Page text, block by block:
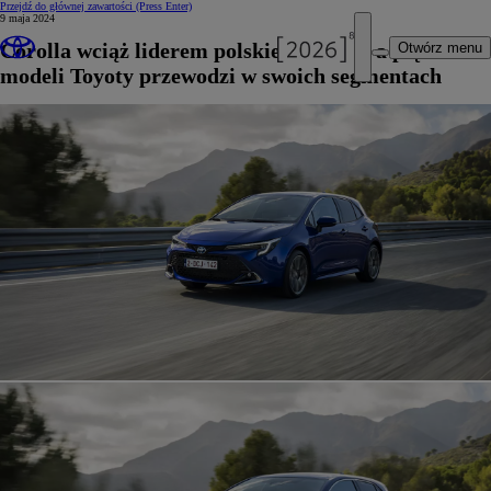
Przejdź do głównej zawartości (Press Enter)
Otwórz menu
9 maja 2024
Corolla wciąż liderem polskiego rynku, a pięć
modeli Toyoty przewodzi w swoich segmentach